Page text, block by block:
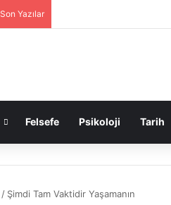
Son Yazılar
Felsefe Psikoloji Tarih
/ Şimdi Tam Vaktidir Yaşamanın